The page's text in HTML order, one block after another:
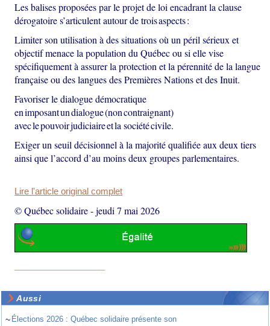
Les balises proposées par le projet de loi encadrant la clause
dérogatoire s’articulent autour de trois aspects :
Limiter son utilisation à des situations où un péril sérieux et
objectif menace la population du Québec ou si elle vise
spécifiquement à assurer la protection et la pérennité de la langue
française ou des langues des Premières Nations et des Inuit.
Favoriser le dialogue démocratique
en imposant un dialogue (non contraignant)
avec le pouvoir judiciaire et la société civile.
Exiger un seuil décisionnel à la majorité qualifiée aux deux tiers
ainsi que l’accord d’au moins deux groupes parlementaires.
Lire l'article original complet
© Québec solidaire-jeudi 7 mai 2026
Aussi
~ Élections 2026 : Québec solidaire présente son